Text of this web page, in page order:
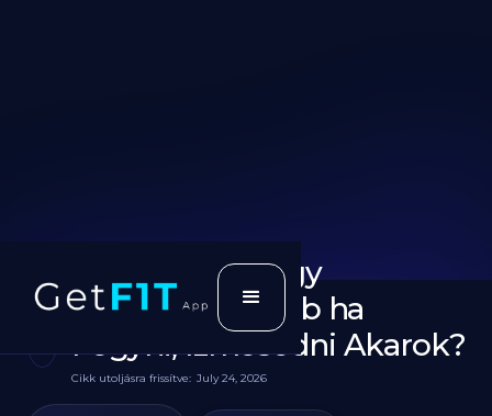
Tojássárgája vagy
Tojásfehérje jobb ha
Fogyni, Izmosodni Akarok?
Cikk utoljásra frissítve: July 24, 2026